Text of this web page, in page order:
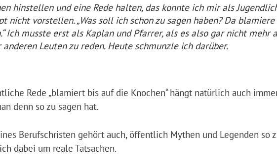
hinstellen und eine Rede halten, das konnte ich mir als
nicht vorstellen. „Was soll ich schon zu sagen haben? Da
Ich musste erst als Kaplan und Pfarrer, als es also gar nicht mehr
Leuten zu reden. Heute schmunzle ich darüber.
Rede „blamiert bis auf die Knochen“ hängt natürlich auch
denn so zu sagen hat.
Berufschristen gehört auch, öffentlich Mythen und Legenden so
dabei um reale Tatsachen.